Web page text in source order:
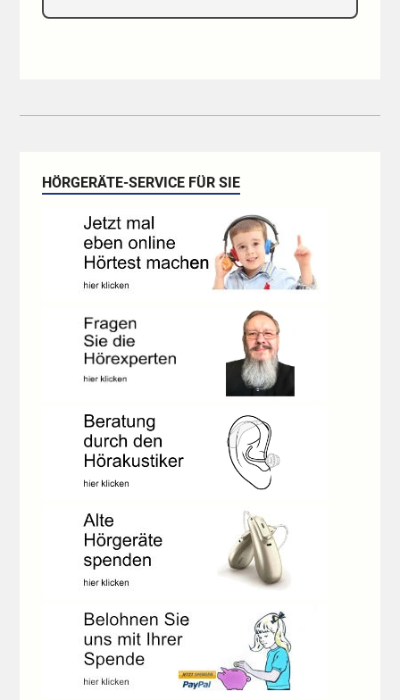
HÖRGERÄTE-SERVICE FÜR SIE